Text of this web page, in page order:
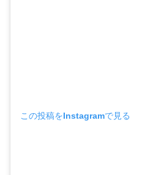
この投稿をInstagramで見る